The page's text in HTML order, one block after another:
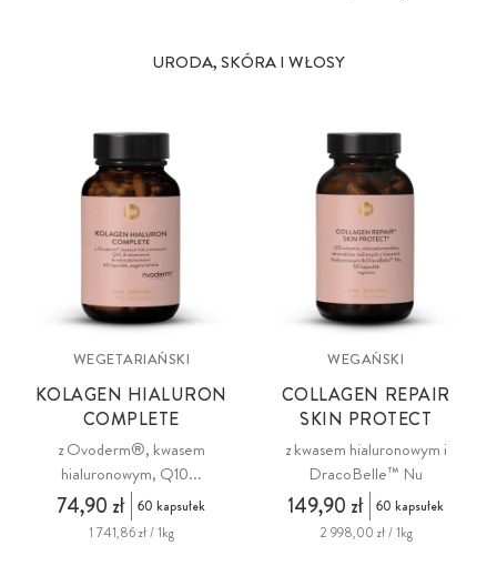
URODA, SKÓRA I WŁOSY
WEGETARIAŃSKI
KOLAGEN HIALURON
COMPLETE
z Ovoderm®, kwasem
hialuronowym, Q10...
74,90 zł
60 kapsułek
1 741,86 zł / 1kg
WEGAŃSKI
COLLAGEN REPAIR
SKIN PROTECT
z kwasem hialuronowym i
DracoBelle™ Nu
149,90 zł
60 kapsułek
2 998,00 zł / 1kg